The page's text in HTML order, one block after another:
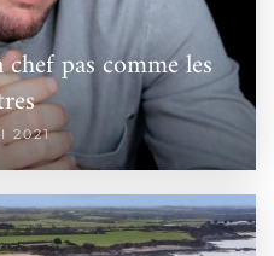
pas comme les
2021